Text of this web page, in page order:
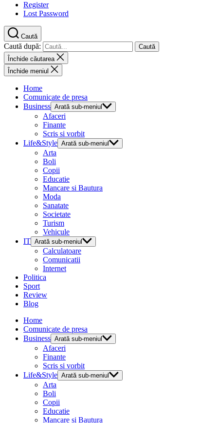
Register
Lost Password
Caută
Caută după:
Închide căutarea
Închide meniul
Home
Comunicate de presa
Business Arată sub-meniul
Afaceri
Finante
Scris si vorbit
Life&Style Arată sub-meniul
Arta
Boli
Copii
Educatie
Mancare si Bautura
Moda
Sanatate
Societate
Turism
Vehicule
IT Arată sub-meniul
Calculatoare
Comunicatii
Internet
Politica
Sport
Review
Blog
Home
Comunicate de presa
Business Arată sub-meniul
Afaceri
Finante
Scris si vorbit
Life&Style Arată sub-meniul
Arta
Boli
Copii
Educatie
Mancare si Bautura